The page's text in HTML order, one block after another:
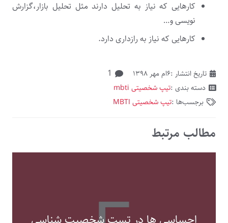
کارهایی که نیاز به تحلیل دارند مثل تحلیل بازار،گزارش
نویسی و…
کارهایی که نیاز به رازداری دارد.
تاریخ انتشار :۶ام مهر ۱۳۹۸ 1
دسته بندی :تیپ شخصیتی mbti
برجسب‌ها :تیپ شخصیتی MBTI
مطالب مرتبط